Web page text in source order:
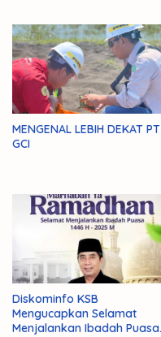
MENGENAL LEBIH DEKAT PT
GCI
Diskominfo KSB
Mengucapkan Selamat
Menjalankan Ibadah Puasa